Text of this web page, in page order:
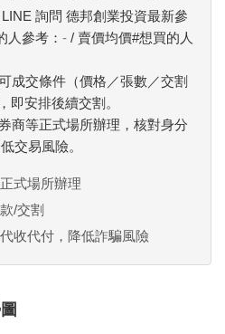
詢問 德邦創業投資最新參
人參考： - / 賣價均價#想買的人
成交條件（價格／張數／交割
即安排後續交割。
商等正式場所辦理，核對身分
交易風險。
式場所辦理
/交割
收代付，降低詐騙風險